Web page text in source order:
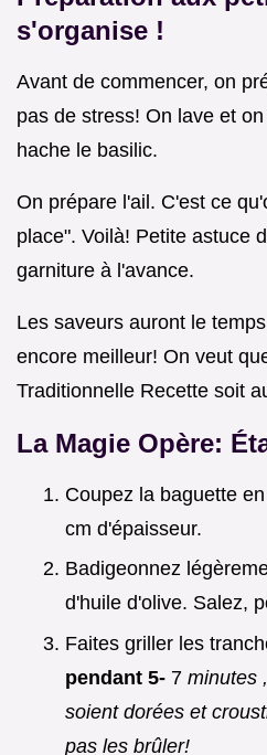
s'organise !
Avant de commencer, on
pas de stress! On lave et
hache le basilic.
On prépare l'ail. C'est ce
place". Voilà! Petite astuce
garniture à l'avance.
Les saveurs auront le
encore meilleur! On veut
Traditionnelle Recette soit
La Magie Opère:
Coupez la baguette
cm d'épaisseur.
Badigeonnez
d'huile d'olive. Salez,
Faites griller les
pendant 5- 7 minutes
soient dorées et
pas les brûler!